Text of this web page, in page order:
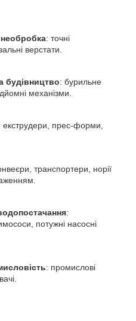
: точні
верстати.
будівництво: бурильне
механізми.
екструдери, прес-форми,
транспортери, норії
:
потужні насосні
: промислові